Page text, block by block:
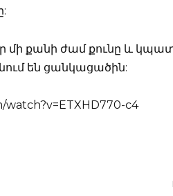
մի քանի ժամ քունը և
են ցանկացածին:
c4